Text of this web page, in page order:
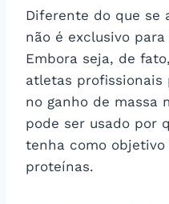
Diferente do que se
não é exclusivo
Embora seja, de
atletas profissionais
no ganho de massa
pode ser usado por
tenha como
proteínas.